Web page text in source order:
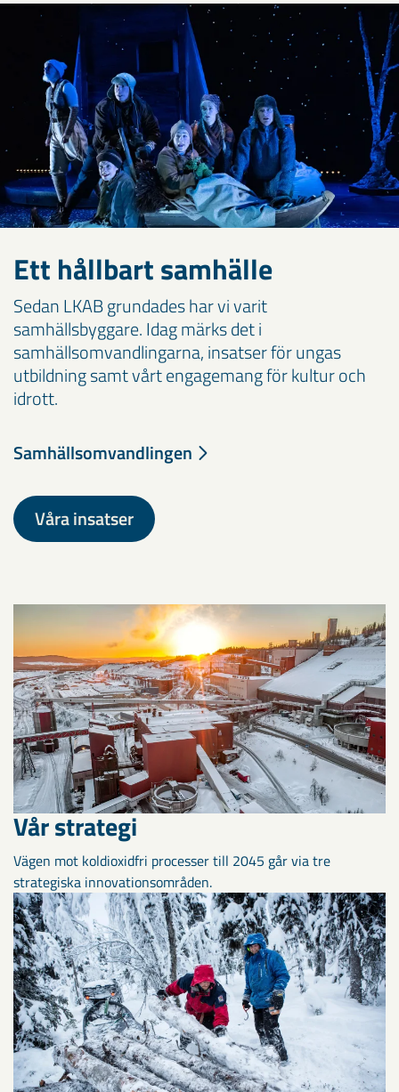
Ett hållbart samhälle
Sedan LKAB grundades har vi varit
samhällsbyggare. Idag märks det i
samhällsomvandlingarna, insatser för ungas
utbildning samt vårt engagemang för kultur och
idrott.
Samhällsomvandlingen
Våra insatser
Vår strategi
Vägen mot koldioxidfri processer till 2045 går via tre
strategiska innovationsområden.